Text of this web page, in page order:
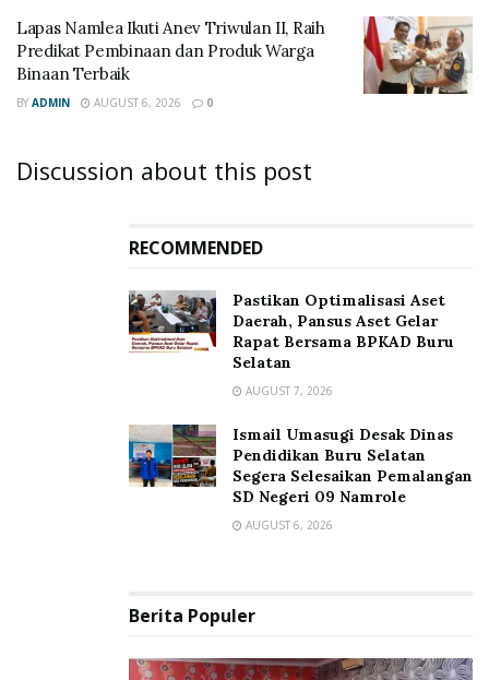
Lapas Namlea Ikuti Anev Triwulan II, Raih
Predikat Pembinaan dan Produk Warga
Binaan Terbaik
BY ADMIN AUGUST 6, 2026 0
Discussion about this post
RECOMMENDED
Pastikan Optimalisasi Aset
Daerah, Pansus Aset Gelar
Rapat Bersama BPKAD Buru
Selatan
AUGUST 7, 2026
Ismail Umasugi Desak Dinas
Pendidikan Buru Selatan
Segera Selesaikan Pemalangan
SD Negeri 09 Namrole
AUGUST 6, 2026
Berita Populer